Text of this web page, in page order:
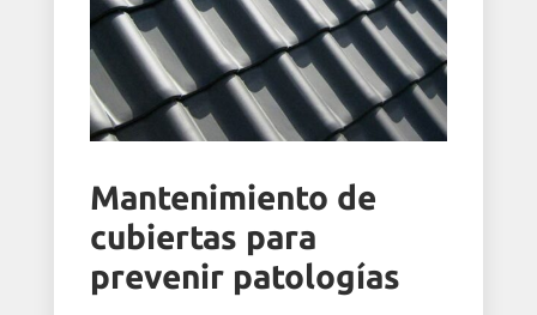
Mantenimiento de
cubiertas para
prevenir patologías